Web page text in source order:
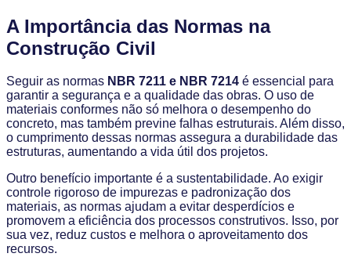
A Importância das Normas na
Construção Civil
Seguir as normas NBR 7211 e NBR 7214 é essencial para
garantir a segurança e a qualidade das obras. O uso de
materiais conformes não só melhora o desempenho do
concreto, mas também previne falhas estruturais. Além disso,
o cumprimento dessas normas assegura a durabilidade das
estruturas, aumentando a vida útil dos projetos.
Outro benefício importante é a sustentabilidade. Ao exigir
controle rigoroso de impurezas e padronização dos
materiais, as normas ajudam a evitar desperdícios e
promovem a eficiência dos processos construtivos. Isso, por
sua vez, reduz custos e melhora o aproveitamento dos
recursos.